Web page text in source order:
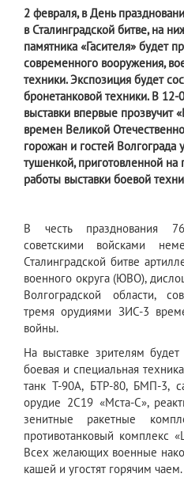
2 февраля, в День
в Сталинградской битве, на
памятника «Гасителя» будет
современного вооружения,
техники. Экспозиция будет
бронетанковой техники. В
выставки впервые прозвучит
времен Великой
горожан и гостей Волгограда
тушенкой, приготовленной
работы выставки боевой
В честь празднования
советскими войсками
Сталинградской битве
военного округа (ЮВО),
Волгоградской области,
тремя орудиями ЗИС-3
войны.
На выставке зрителям
боевая и специальная
танк Т-90А, БТР-80, БМП-3,
орудие 2С19 «Мста-С»,
зенитные ракетные
противотанковый комплекс
Всех желающих военные
кашей и угостят горячим чаем.